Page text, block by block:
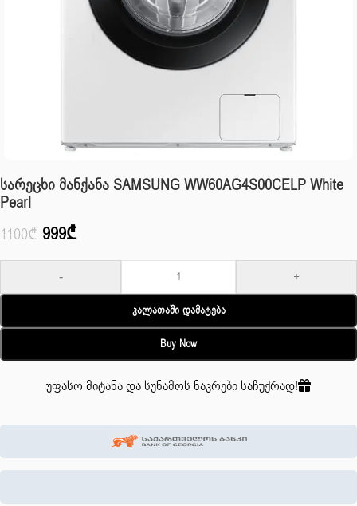
Სარეცხი Მანქანა SAMSUNG WW60AG4S00CELP White
Pearl
1100₾ 999₾
- +
Კალათაში Დამატება
Buy Now
უფასო მიტანა და სუნამოს ნაკრები საჩუქრად!